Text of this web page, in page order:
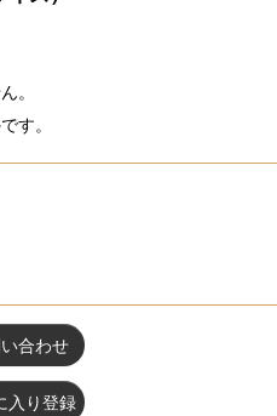
。
す。
合わせ
入り登録